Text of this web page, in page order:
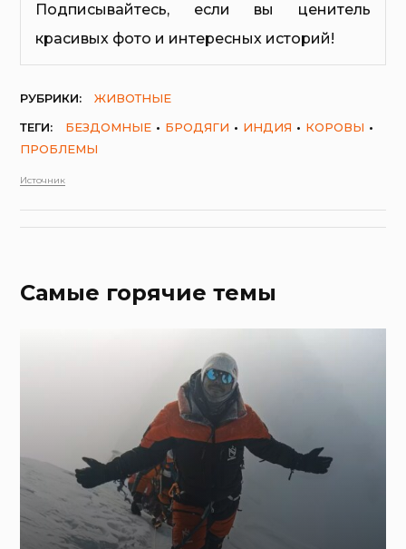
Подписывайтесь, если вы ценитель
красивых фото и интересных историй!
РУБРИКИ:
ЖИВОТНЫЕ
ТЕГИ:
БЕЗДОМНЫЕ БРОДЯГИ ИНДИЯ
КОРОВЫ
ПРОБЛЕМЫ
Источник
Самые горячие темы